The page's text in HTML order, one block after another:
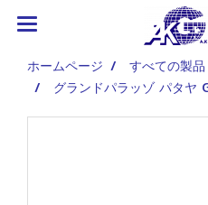
ホームページ すべての製品
グランドパラッゾ パタヤ